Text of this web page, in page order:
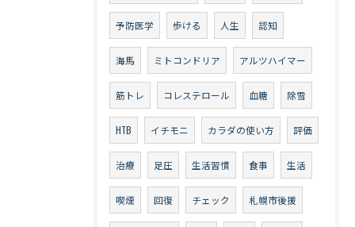
予防医学 歩ける 人生 認知
海馬 ミトコンドリア アルツハイマー
筋トレ コレステロール 血糖 除雪
HTB イチモニ カラダの使い方 評価
治療 足圧 生活習慣 食事 生活
喫煙 回復 チェック 札幌市後援